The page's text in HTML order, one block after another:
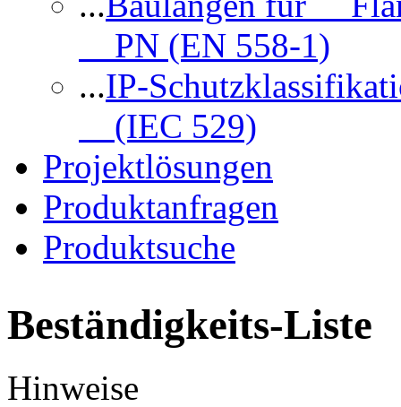
PN (EN 558-1)
...IP-
(IEC 529)
Projektlösungen
Produktanfragen
Produktsuche
Beständigkeits-Liste
Hinweise